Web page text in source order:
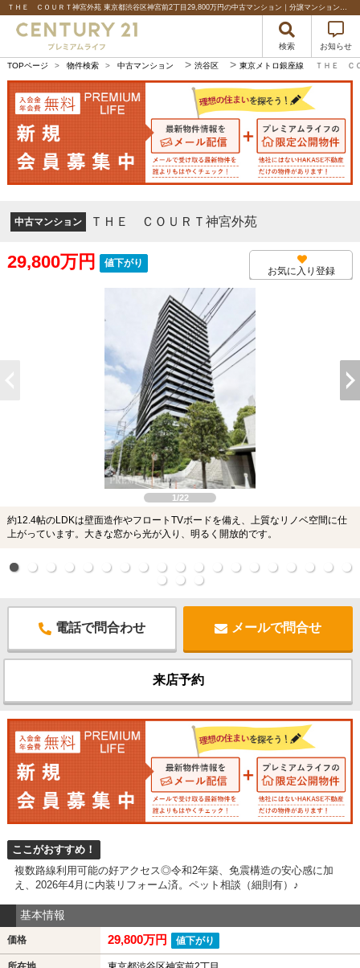
ＴＨＥ ＣＯＵＲＴ神宮外苑 東京都渋谷区神宮前2丁目29,800万円の中古マンション｜分譲マンション情報｜センチュリー21プレミアムライフ
検索 お知らせ
TOPページ > 物件検索 > 中古マンション > 渋谷区 > 東京メトロ銀座線 ＴＨＥ Ｃ
中古マンション ＴＨＥ ＣＯＵＲＴ神宮外苑
29,800万円 値下がり
お気に入り登録
1/22
約12.4帖のLDKは壁面造作やフロートTVボードを備え、上質なリノベ空間に仕
上がっています。大きな窓から光が入り、明るく開放的です。
電話で問合わせ メールで問合せ
来店予約
ここがおすすめ！
複数路線利用可能の好アクセス◎令和2年築、免震構造の安心感に加
え、2026年4月に内装リフォーム済。ペット相談（細則有）♪
基本情報
価格 29,800万円 値下がり